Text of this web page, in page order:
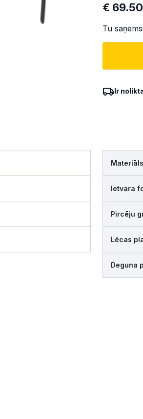
€ 69.50
Tu
Ir
Materiāls
Ietvara
Pircēju
Lēcas
Deguna